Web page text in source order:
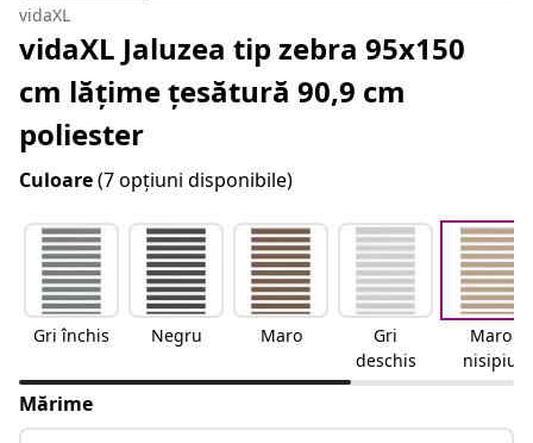
vidaXL
vidaXL Jaluzea tip zebra 95x150
cm lățime țesătură 90,9 cm
poliester
Culoare(7 opțiuni disponibile)
Gri închis Negru Maro
Gri
deschis
Maro
nisipiu
Mărime